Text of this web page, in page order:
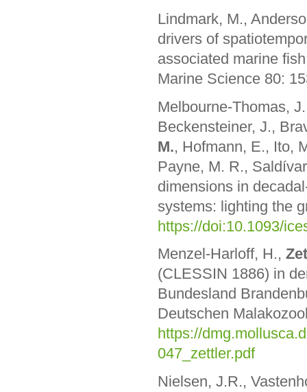
Lindmark, M.,
drivers of
associated marine
Marine Science 80:
Melbourne-Thomas,
Beckensteiner, J.,
M., Hofmann, E., Ito,
Payne, M. R.,
dimensions in
systems: lighting the
https://doi:10.1093/
Menzel-Harloff, H.,
(CLESSIN 1886) in
Bundesland
Deutschen
https://
047_zettler.pdf
Nielsen, J.R.,